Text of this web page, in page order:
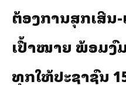
ຕ້ອງການສຸກເສີນ-
ເປົ້າໝາຍ ພ້ອມລົງ
ທຸກໃຫ້ປະຊາຊົນ